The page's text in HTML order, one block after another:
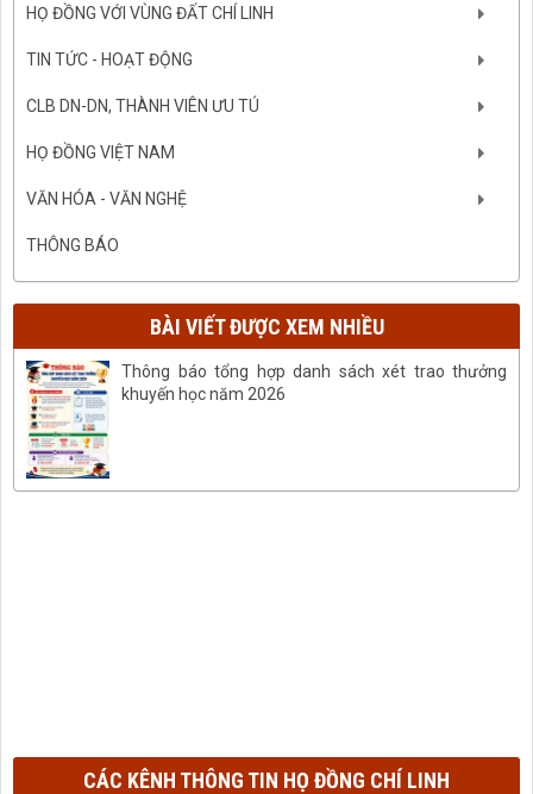
HỌ ĐỒNG VỚI VÙNG ĐẤT CHÍ LINH
TIN TỨC - HOẠT ĐỘNG
CLB DN-DN, THÀNH VIÊN ƯU TÚ
HỌ ĐỒNG VIỆT NAM
VĂN HÓA - VĂN NGHỆ
THÔNG BÁO
BÀI VIẾT ĐƯỢC XEM NHIỀU
Thông báo tổng hợp danh sách xét trao thưởng
khuyến học năm 2026
CÁC KÊNH THÔNG TIN HỌ ĐỒNG CHÍ LINH